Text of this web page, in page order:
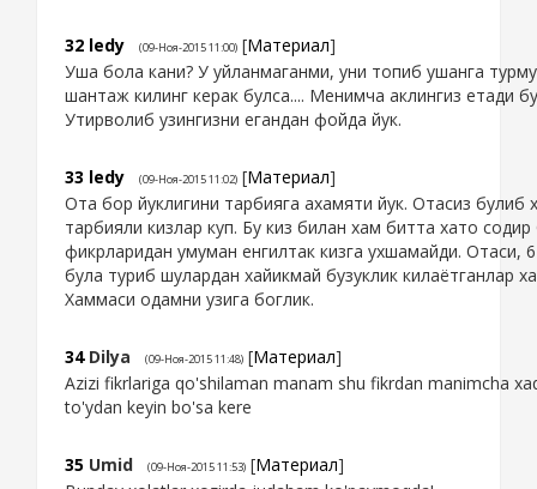
32 ledy (09-Ноя-2015 11:00) [Материал]
Уша бола кани? У уйланмаганми, уни топиб ушанга
шантаж килинг керак булса.... Менимча аклингиз етади
Утирволиб узингизни егандан фойда йук.
33 ledy (09-Ноя-2015 11:02) [Материал]
Ота бор йуклигини тарбияга ахамяти йук. Отасиз булиб
тарбияли кизлар куп. Бу киз билан хам битта хато
фикрларидан умуман енгилтак кизга ухшамайди. Отаси,
була туриб шулардан хайикмай бузуклик килаётганлар
Хаммаси одамни узига боглик.
34 Dilya (09-Ноя-2015 11:48) [Материал]
Azizi fikrlariga qo'shilaman manam shu fikrdan manimcha
to'ydan keyin bo'sa kere
35 Umid (09-Ноя-2015 11:53) [Материал]